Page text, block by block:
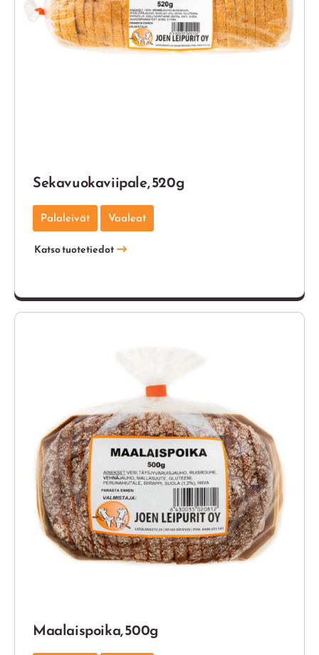
Sekavuokaviipale, 520g
Palaleivät Vaaleat
Katso tuotetiedot
Maalaispoika, 500g